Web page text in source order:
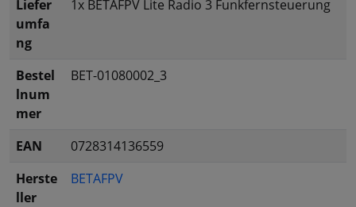
Liefer
umfa
ng
1x BETAFPV Lite Radio 3 Funkfernsteuerung
Bestel
lnum
mer
BET-01080002_3
EAN
0728314136559
Herste
ller
BETAFPV